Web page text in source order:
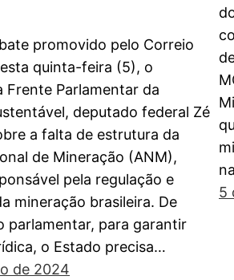
promovido pelo Correio
quinta-feira (5), o
Frente Parlamentar da
deputado federal Zé
a falta de estrutura da
de Mineração (ANM),
pela regulação e
mineração brasileira. De
parlamentar, para garantir
o Estado precisa…
de 2024
5